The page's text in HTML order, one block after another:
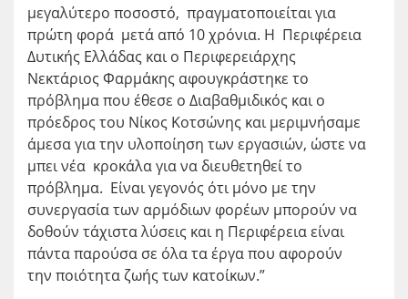
μεγαλύτερο ποσοστό, πραγματοποιείται για
πρώτη φορά μετά από 10 χρόνια. Η Περιφέρεια
Δυτικής Ελλάδας και ο Περιφερειάρχης
Νεκτάριος Φαρμάκης αφουγκράστηκε το
πρόβλημα που έθεσε ο Διαβαθμιδικός και ο
πρόεδρος του Νίκος Κοτσώνης και μεριμνήσαμε
άμεσα για την υλοποίηση των εργασιών, ώστε να
μπει νέα κροκάλα για να διευθετηθεί το
πρόβλημα. Είναι γεγονός ότι μόνο με την
συνεργασία των αρμόδιων φορέων μπορούν να
δοθούν τάχιστα λύσεις και η Περιφέρεια είναι
πάντα παρούσα σε όλα τα έργα που αφορούν
την ποιότητα ζωής των κατοίκων.”